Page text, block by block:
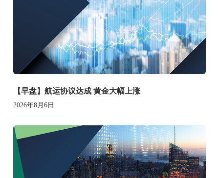
【早盘】航运协议达成 黄金大幅上涨
2026年8月6日